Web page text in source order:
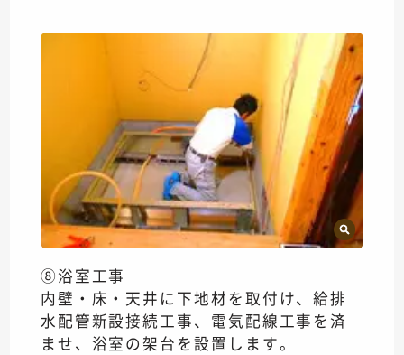
⑧浴室工事
内壁・床・天井に下地材を取付け、給排
水配管新設接続工事、電気配線工事を済
ませ、浴室の架台を設置します。